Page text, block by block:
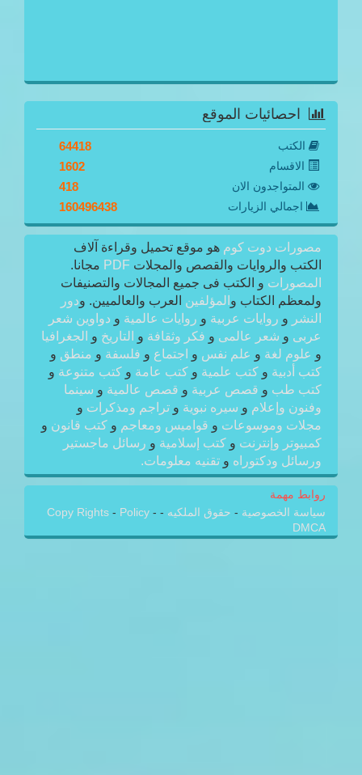
احصائيات الموقع
الكتب 64418
الاقسام 1602
المتواجدون الان 418
اجمالي الزيارات 160496438
مصورات دوت كوم هو موقع تحميل وقراءة آلاف
الكتب والروايات والقصص والمجلات PDF مجانا.
المصورات و الكتب فى جميع المجالات والتصنيفات
ولمعظم الكتاب و المؤلفين العرب والعالميين. ودور
النشر و روايات عربية و روايات عالمية و دواوين شعر
عربى و شعر عالمى و فكر وثقافة و التاريخ و الجغرافيا
و علوم لغة و علم نفس و اجتماع و فلسفة و منطق و
كتب أدبية و كتب علمية و كتب عامة و كتب متنوعة و
كتب طب و قصص عربية و قصص عالمية و سينما
وفنون وإعلام و سيره نبوية و تراجم ومذكرات و
مجلات وموسوعات و قواميس ومعاجم و كتب قانون و
كمبيوتر وإنترنت و كتب إسلامية و رسائل ماجستير
ورسائل ودكتوراه و تقنيه معلومات.
روابط مهمة
سياسة الخصوصية - حقوق الملكيه -
Copy Rights - Policy -
DMCA